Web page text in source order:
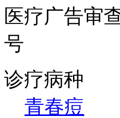
医疗广告审
号
诊疗病种
青春痘